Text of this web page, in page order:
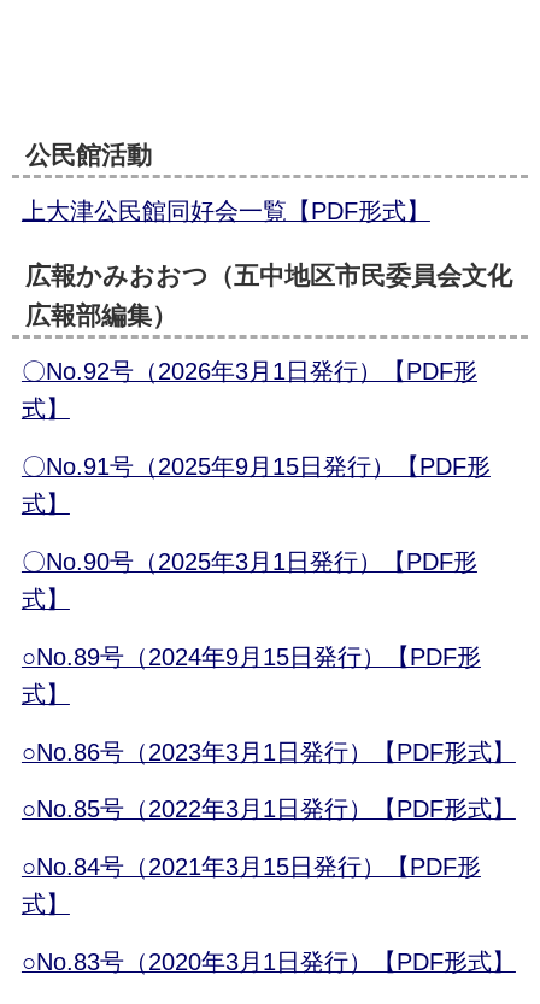
公民館活動
上大津公民館同好会一覧【PDF形式】
広報かみおおつ （五中地区市民委員会文化
広報部編集）
〇No.92号（2026年3月1日発行）【PDF形
式】
〇No.91号（2025年9月15日発行）【PDF形
式】
〇No.90号（2025年3月1日発行）【PDF形
式】
○No.89号（2024年9月15日発行）【PDF形
式】
○No.86号（2023年3月1日発行）【PDF形式】
○No.85号（2022年3月1日発行）【PDF形式】
○No.84号（2021年3月15日発行）【PDF形
式】
○No.83号（2020年3月1日発行）【PDF形式】